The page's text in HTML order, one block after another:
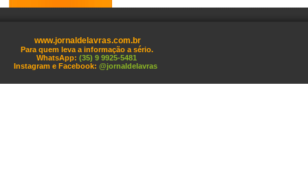
www.jornaldelavras.com.br
Para quem leva a informação a sério.
WhatsApp: (35) 9 9925-5481
Instagram e Facebook: @jornaldelavras